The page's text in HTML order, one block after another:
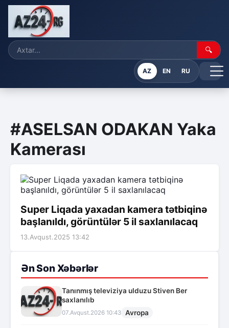
🔍
AZ EN RU
#ASELSAN ODAKAN Yaka
Kamerası
Super Liqada yaxadan kamera tətbiqinə
başlanıldı, görüntülər 5 il saxlanılacaq
13.Avqust.2025 13:42
Ən Son Xəbərlər
Tanınmış televiziya ulduzu Stiven Ber
saxlanılıb
07.Avqust.2026 10:43 Avropa